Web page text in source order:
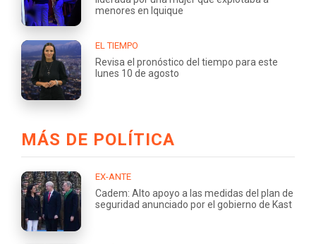
menores en Iquique
EL TIEMPO
Revisa el pronóstico del tiempo para este
lunes 10 de agosto
MÁS DE POLÍTICA
EX-ANTE
Cadem: Alto apoyo a las medidas del plan de
seguridad anunciado por el gobierno de Kast